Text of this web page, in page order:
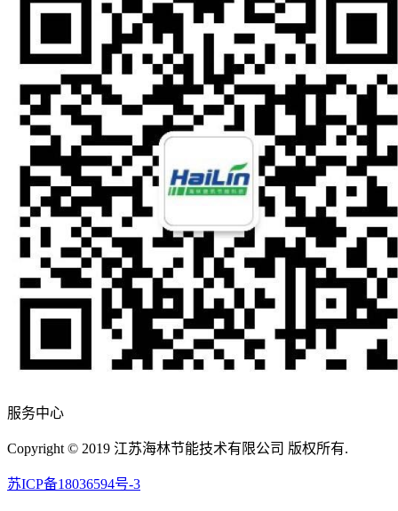
服务中心
Copyright © 2019 江苏海林节能技术有限公司 版权所有.
苏ICP备18036594号-3